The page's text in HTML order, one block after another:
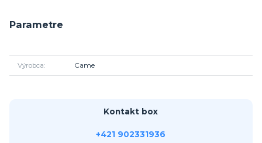
Parametre
Výrobca Came
Kontakt box
+421 902331936